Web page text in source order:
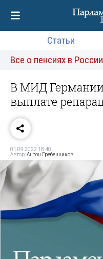
Статьи
Все о пенсиях в России
В МИД
выплате
01.09.2022 18:40
Автор:Антон Гребенников